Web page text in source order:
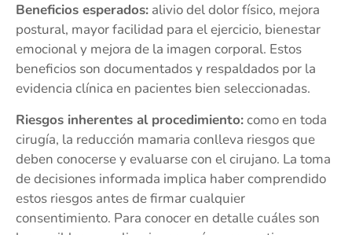
Beneficios esperados: alivio del dolor físico, mejora
postural, mayor facilidad para el ejercicio, bienestar
emocional y mejora de la imagen corporal. Estos
beneficios son documentados y respaldados por la
evidencia clínica en pacientes bien seleccionadas.
Riesgos inherentes al procedimiento:como en toda
cirugía, la reducción mamaria conlleva riesgos que
deben conocerse y evaluarse con el cirujano. La toma
de decisiones informada implica haber comprendido
estos riesgos antes de firmar cualquier
consentimiento. Para conocer en detalle cuáles son